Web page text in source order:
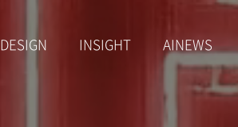
DESIGN INSIGHT AINEWS